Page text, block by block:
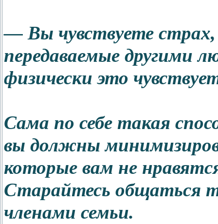
— Вы чувствуете страх,
передаваемые другими
физически это
Сама по себе такая
вы должны
которые вам не
Старайтесь общаться
членами семьи.